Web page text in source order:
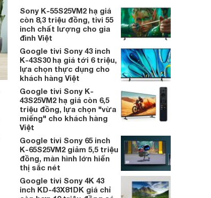
mẫu tivi thế hệ 2026, sản phẩm còn gây
chú ý khi được trang bị công nghệ màn
hình RGB hoàn toàn mới
Sony K-55S25VM2 hạ giá
còn 8,3 triệu đồng, tivi 55
inch chất lượng cho gia
đình Việt
Google tivi Sony 43 inch
K-43S30 hạ giá tới 6 triệu,
lựa chọn thực dụng cho
khách hàng Việt
Google tivi Sony K-
43S25VM2 hạ giá còn 6,5
triệu đồng, lựa chọn "vừa
miếng" cho khách hàng
Việt
Google tivi Sony 65 inch
K-65S25VM2 giảm 5,5 triệu
đồng, màn hình lớn hiển
thị sắc nét
Google tivi Sony 4K 43
inch KD-43X81DK giá chỉ